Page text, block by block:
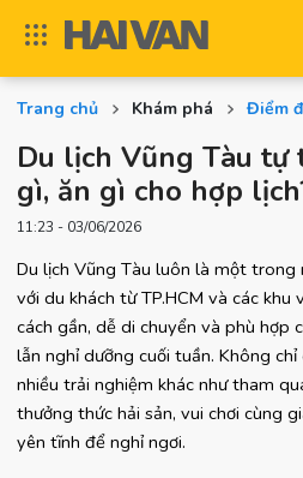
Trang chủ Khám phá Điểm
Du lịch Vũng Tàu tự
gì, ăn gì cho hợp
11:23 - 03/06/2026
Du lịch Vũng Tàu luôn là một trong
với du khách từ TP.HCM và các khu
cách gần, dễ di chuyển và phù hợp
lẫn nghỉ dưỡng cuối tuần. Không
nhiều trải nghiệm khác như tham
thưởng thức hải sản, vui chơi cùng
yên tĩnh để nghỉ ngơi.